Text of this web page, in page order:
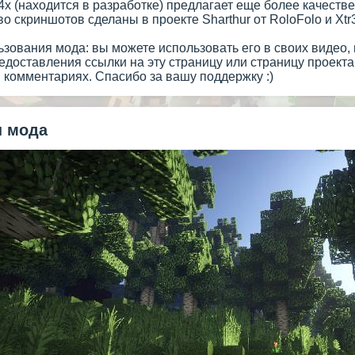
(находится в разработке) предлагает еще более
скриншотов сделаны в проекте Sharthur от RoloFolo и
мода: вы можете использовать его в своих
ссылки на эту страницу или страницу
Спасибо за вашу поддержку :)
мода